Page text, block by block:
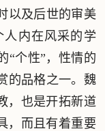
以及后世的审美
人内在风采的学
“个性”，性情的
的品格之一。魏
，也是开拓新道
，而且有着重要